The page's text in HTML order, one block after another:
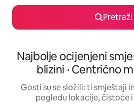
Pretraži
Najbolje ocijenjeni
blizini · Centrično
Gosti su se složili: ti smještaji
pogledu lokacije, čistoće